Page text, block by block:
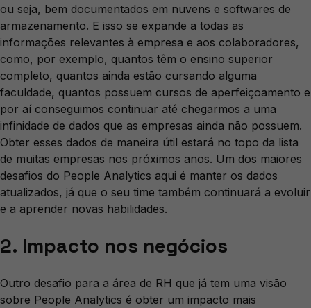
ou seja, bem documentados em nuvens e softwares de
armazenamento. E isso se expande a todas as
informações relevantes à empresa e aos colaboradores,
como, por exemplo, quantos têm o ensino superior
completo, quantos ainda estão cursando alguma
faculdade, quantos possuem cursos de aperfeiçoamento e
por aí conseguimos continuar até chegarmos a uma
infinidade de dados que as empresas ainda não possuem.
Obter esses dados de maneira útil estará no topo da lista
de muitas empresas nos próximos anos. Um dos maiores
desafios do People Analytics aqui é manter os dados
atualizados, já que o seu time também continuará a evoluir
e a aprender novas habilidades.
2. Impacto nos negócios
Outro desafio para a área de RH que já tem uma visão
sobre People Analytics é obter um impacto mais